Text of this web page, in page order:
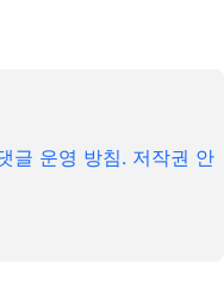
글 운영 방침. 저작권 안